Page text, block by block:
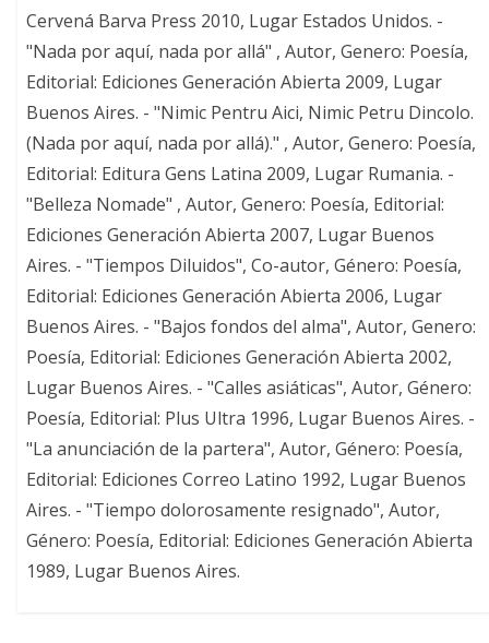
Cervená Barva Press 2010, Lugar Estados Unidos. -
"Nada por aquí, nada por allá" , Autor, Genero: Poesía,
Editorial: Ediciones Generación Abierta 2009, Lugar
Buenos Aires. - "Nimic Pentru Aici, Nimic Petru Dincolo.
(Nada por aquí, nada por allá)." , Autor, Genero: Poesía,
Editorial: Editura Gens Latina 2009, Lugar Rumania. -
"Belleza Nomade" , Autor, Genero: Poesía, Editorial:
Ediciones Generación Abierta 2007, Lugar Buenos
Aires. - "Tiempos Diluidos", Co-autor, Género: Poesía,
Editorial: Ediciones Generación Abierta 2006, Lugar
Buenos Aires. - "Bajos fondos del alma", Autor, Genero:
Poesía, Editorial: Ediciones Generación Abierta 2002,
Lugar Buenos Aires. - "Calles asiáticas", Autor, Género:
Poesía, Editorial: Plus Ultra 1996, Lugar Buenos Aires. -
"La anunciación de la partera", Autor, Género: Poesía,
Editorial: Ediciones Correo Latino 1992, Lugar Buenos
Aires. - "Tiempo dolorosamente resignado", Autor,
Género: Poesía, Editorial: Ediciones Generación Abierta
1989, Lugar Buenos Aires.